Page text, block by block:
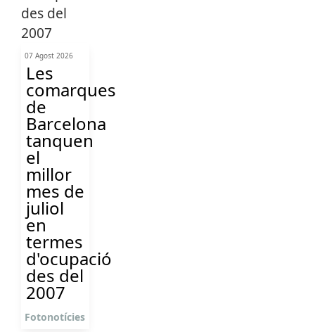
07 Agost 2026
Les
comarques
de
Barcelona
tanquen
el
millor
mes de
juliol
en
termes
d'ocupació
des del
2007
Fotonotícies